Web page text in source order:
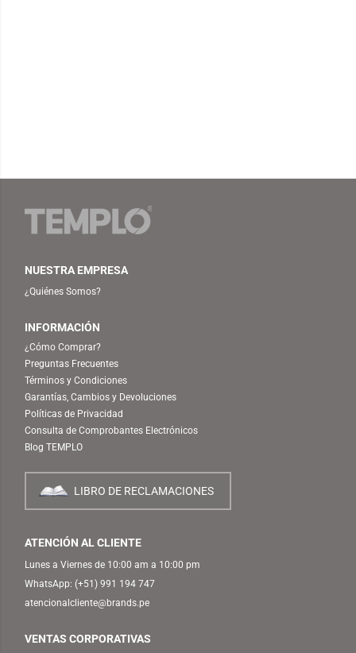
NUESTRA EMPRESA
¿Quiénes Somos?
INFORMACIÓN
¿Cómo Comprar?
Preguntas Frecuentes
Términos y Condiciones
Garantías, Cambios y Devoluciones
Políticas de Privacidad
Consulta de Comprobantes Electrónicos
Blog TEMPLO
LIBRO DE RECLAMACIONES
ATENCIÓN AL CLIENTE
Lunes a Viernes de 10:00 am a 10:00 pm
WhatsApp: (+51) 991 194 747
atencionalcliente@brands.pe
VENTAS CORPORATIVAS